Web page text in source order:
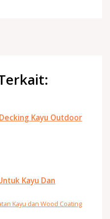
Kayu Outdoor
Kayu Dan
Kayu dan Wood Coating